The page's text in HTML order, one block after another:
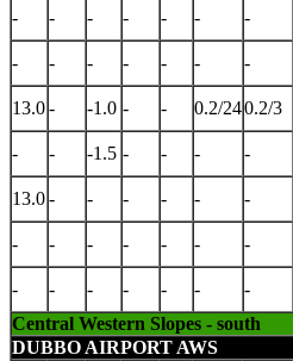
- - - - - - -
- - - - - - -
13.0- -1.0 - - 0.2/240.2/3
- - -1.5 - - - -
13.0- - - - - -
- - - - - - -
- - - - - - -
Central Western Slopes - south
DUBBO AIRPORT AWS